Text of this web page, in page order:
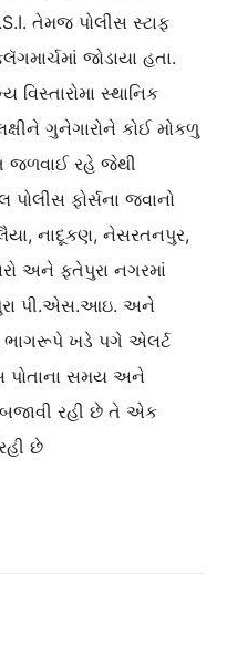
તેમજ પોલીસ સ્ટાફ
જોડાયા હતા.
સ્થાનિક
ગુનેગારોને કોઈ મોકળુ
જળવાઈ રહે જેથી
ફોર્સના જવાનો
નાદૂકણ, નેસરતનપુર,
અને ફતેપુરા નગરમાં
પી.એસ.આઇ. અને
ભાગરૂપે ખડે પગે એલર્ટ
પોતાના સમય અને
રહી છે તે એક
છે